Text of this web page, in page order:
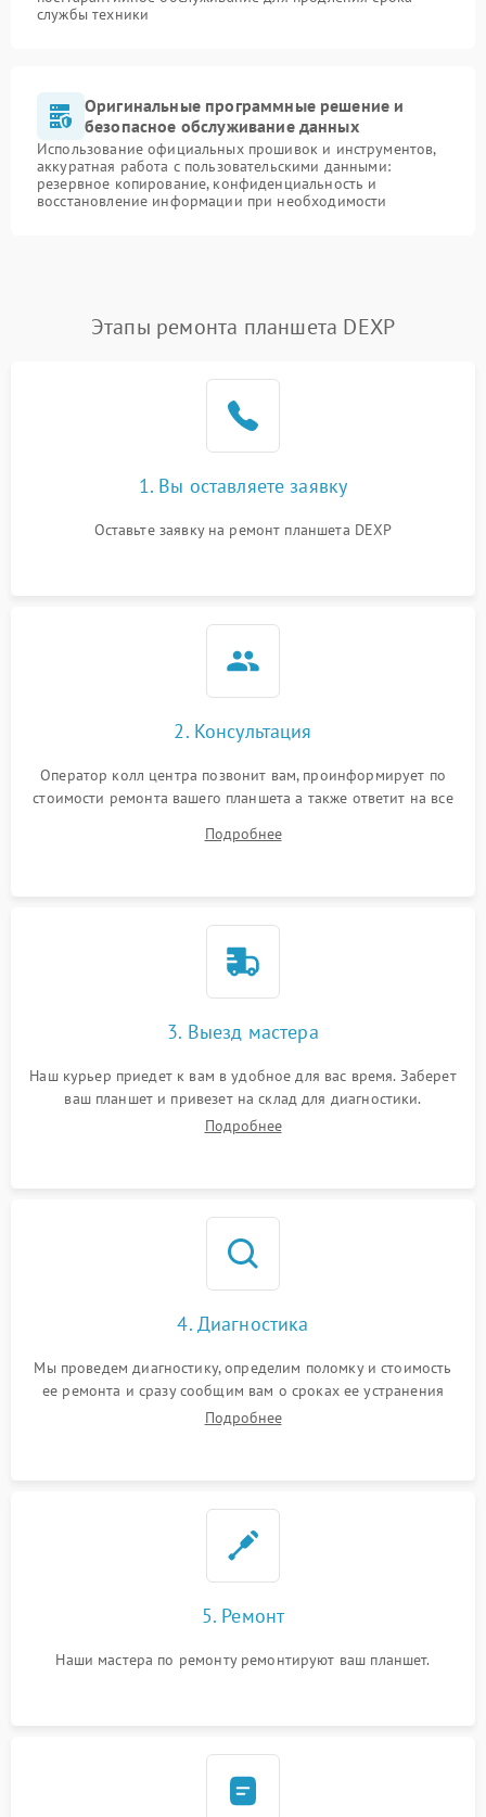
службы техники
Оригинальные программные решение и
безопасное обслуживание данных
Использование официальных прошивок и инструментов,
аккуратная работа с пользовательскими данными:
резервное копирование, конфиденциальность и
восстановление информации при необходимости
Этапы ремонта планшета DEXP
1. Вы оставляете заявку
Оставьте заявку на ремонт планшета DEXP
2. Консультация
Оператор колл центра позвонит вам, проинформирует по
стоимости ремонта вашего планшета а также ответит на все
Подробнее
3. Выезд мастера
Наш курьер приедет к вам в удобное для вас время. Заберет
ваш планшет и привезет на склад для диагностики.
Подробнее
4. Диагностика
Мы проведем диагностику, определим поломку и стоимость
ее ремонта и сразу сообщим вам о сроках ее устранения
Подробнее
5. Ремонт
Наши мастера по ремонту ремонтируют ваш планшет.